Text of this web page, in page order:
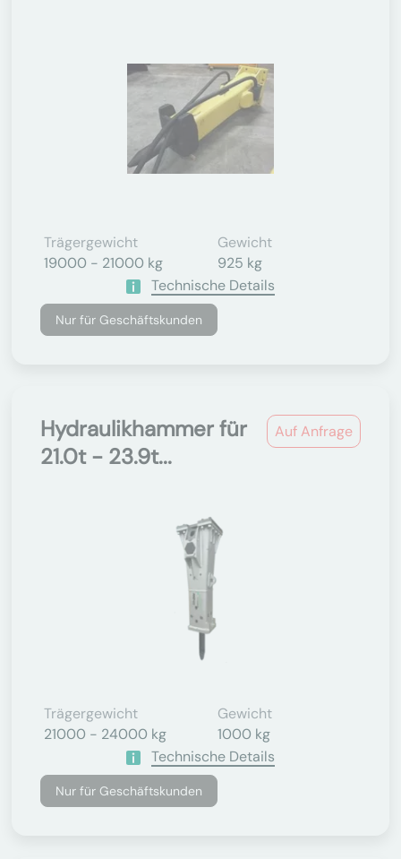
Trägergewicht
19000 - 21000 kg
Gewicht
925 kg
Technische Details
Nur für Geschäftskunden
Auf Anfrage
Hydraulikhammer für
21.0t - 23.9t...
Trägergewicht
21000 - 24000 kg
Gewicht
1000 kg
Technische Details
Nur für Geschäftskunden